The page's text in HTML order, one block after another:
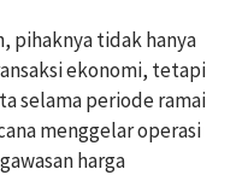
pihaknya tidak hanya
ekonomi, tetapi
selama periode ramai
menggelar operasi
harga